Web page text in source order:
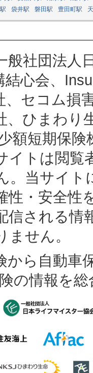
袋井駅 磐田駅 豊田町駅
般社団法人
結心会、
、セコム損
、ひまわり
額短期保
イトは閲覧
。当サイ
性・安全性
信される情
せん。
から自動車
の情報を